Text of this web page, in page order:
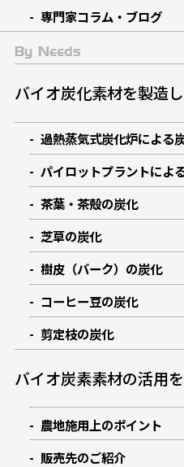
専門家コラム・ブログ
By Needs
バイオ炭化素材を製造
過熱蒸気式炭化炉による
パイロットプラントによ
茶葉・茶殻の炭化
芝草の炭化
樹皮（バーク）の炭化
コーヒー豆の炭化
剪定枝の炭化
バイオ炭素素材の活用
農地施用上のポイント
販売先のご紹介